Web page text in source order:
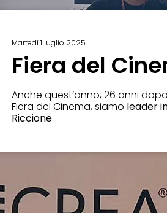
Martedì 1 luglio 2025
Fiera del
Anche quest’anno, 26 anni
Fiera del Cinema, siamo leader
Riccione.